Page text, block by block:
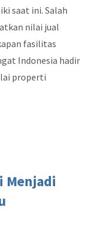
saat ini. Salah
nilai jual
fasilitas
Indonesia hadir
properti
Menjadi